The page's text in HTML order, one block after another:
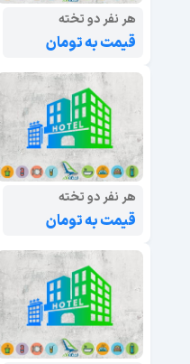
هر نفر دو تخته
قیمت به تومان
هر نفر دو تخته
قیمت به تومان